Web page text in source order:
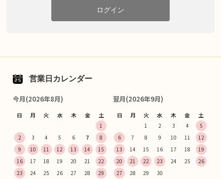
ログイン
営業日カレンダー
今月(2026年8月)
日 月 火 水 木 金 土
1
2
3 4 5 6 7
8
9
10 11 12 13 14
15
16
17 18 19 20 21
22
23
24 25 26 27 28
29
翌月(2026年9月)
日 月 火 水 木 金 土
1 2 3 4
5
6
7 8 9 10 11
12
13
14 15 16 17 18
19
20
21 22 23 24 25
26
27
28 29 30